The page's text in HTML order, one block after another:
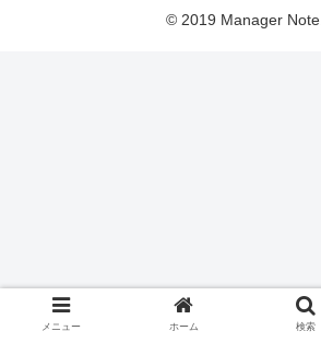
© 2019 Manager Note.
メニュー ホーム 検索